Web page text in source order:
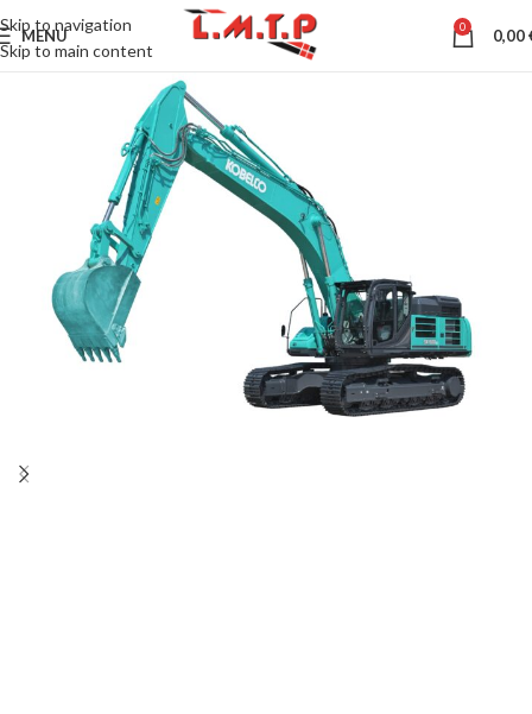
Skip to navigation
Skip to main content
MENU 0 0,00